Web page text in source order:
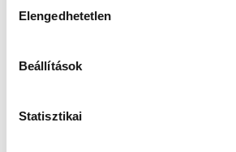
Elengedhetetlen
Beállítások
Statisztikai
városa és Veszprémi
is lekapcsolta a